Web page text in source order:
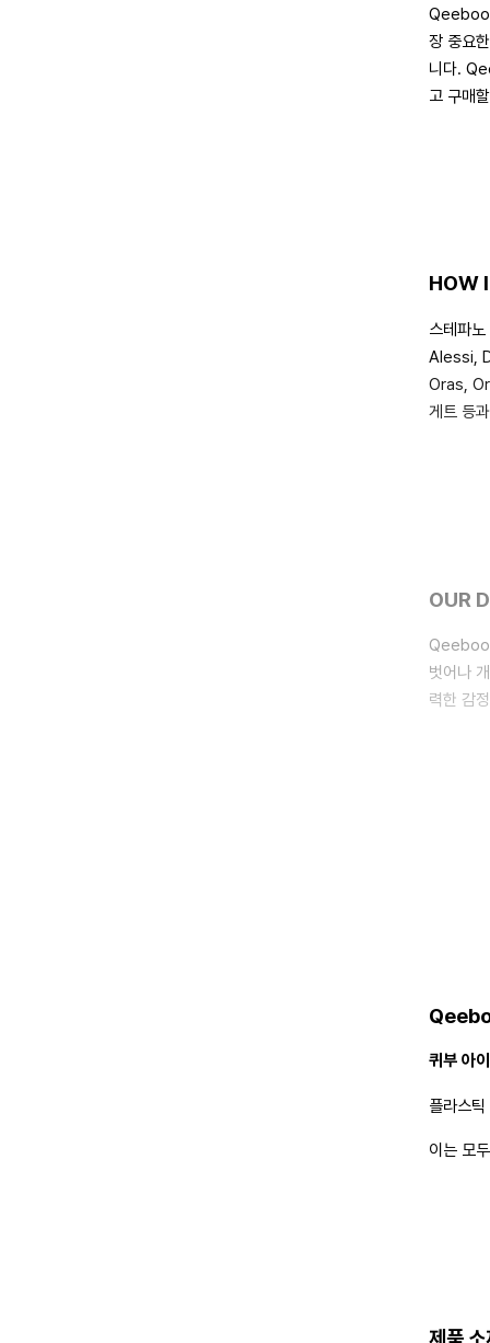
Qeeboo
장 중요
니다.
고 구매
HOW
스테파
Alessi,
Oras,
게트 등
OUR
Qeeboo
벗어나
력한 감
달할 수
퀴부의
퀴부 아
플라스
이는 모
제품